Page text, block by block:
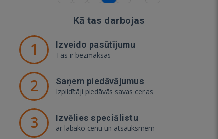
Kā tas darbojas
1 Izveido pasūtījumu
Tas ir bezmaksas
2 Saņem piedāvājumus
Izpildītāji piedāvās savas cenas
3 Izvēlies speciālistu
ar labāko cenu un atsauksmēm